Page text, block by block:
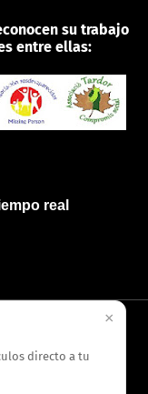
su trabajo
entre ellas:
real
DE PRIVACIDAD
×
directo a tu